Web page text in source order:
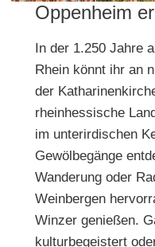
Oppenheim
In der 1.250 Jahre
Rhein könnt ihr an
der
rheinhessische
im unterirdischen
Gewölbegänge
Wanderung oder
Weinbergen
Winzer genießen.
kulturbegeistert